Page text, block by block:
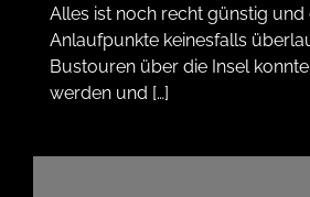
Alles ist noch recht günstig
Anlaufpunkte keinesfalls
Bustouren über die Insel
werden und […]